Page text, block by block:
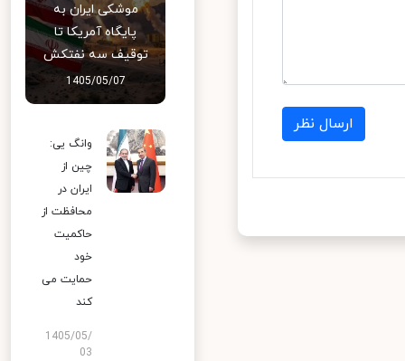
ارسال نظر
موشکی ایران به
پایگاه آمریکا تا
توقیف سه نفتکش
1405/05/07
وانگ یی:
چین از
ایران در
محافظت از
حاکمیت
خود
حمایت می
کند
1405/05/
03